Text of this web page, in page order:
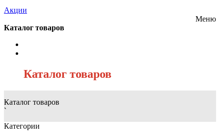
Акции
Меню
Каталог товаров
Каталог товаров
Каталог товаров
`
Категории